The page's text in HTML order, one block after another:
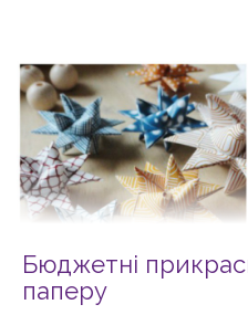
Бюджетні
паперу